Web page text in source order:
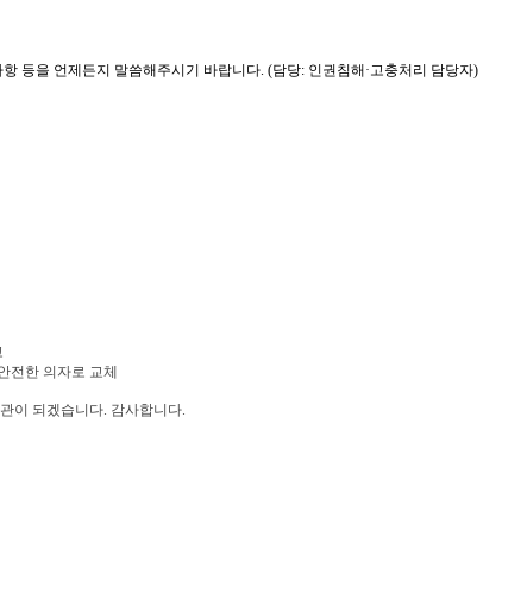
등을 언제든지 말씀해주시기 바랍니다. (담당: 인권침해·고충처리 담당자)
전한 의자로 교체
이 되겠습니다. 감사합니다.